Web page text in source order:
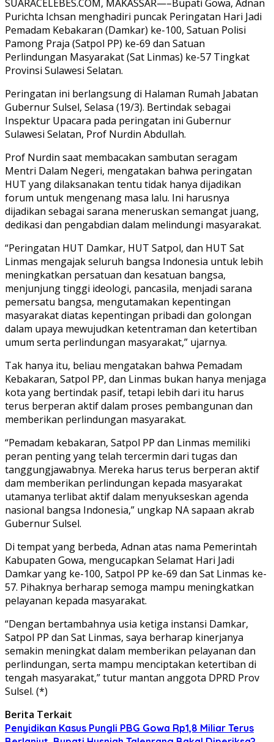
SUARACELEBES.COM, MAKASSAR—–Bupati Gowa, Adnan
Purichta Ichsan menghadiri puncak Peringatan Hari Jadi
Pemadam Kebakaran (Damkar) ke-100, Satuan Polisi
Pamong Praja (Satpol PP) ke-69 dan Satuan
Perlindungan Masyarakat (Sat Linmas) ke-57 Tingkat
Provinsi Sulawesi Selatan.
Peringatan ini berlangsung di Halaman Rumah Jabatan
Gubernur Sulsel, Selasa (19/3). Bertindak sebagai
Inspektur Upacara pada peringatan ini Gubernur
Sulawesi Selatan, Prof Nurdin Abdullah.
Prof Nurdin saat membacakan sambutan seragam
Mentri Dalam Negeri, mengatakan bahwa peringatan
HUT yang dilaksanakan tentu tidak hanya dijadikan
forum untuk mengenang masa lalu. Ini harusnya
dijadikan sebagai sarana meneruskan semangat juang,
dedikasi dan pengabdian dalam melindungi masyarakat.
“Peringatan HUT Damkar, HUT Satpol, dan HUT Sat
Linmas mengajak seluruh bangsa Indonesia untuk lebih
meningkatkan persatuan dan kesatuan bangsa,
menjunjung tinggi ideologi, pancasila, menjadi sarana
pemersatu bangsa, mengutamakan kepentingan
masyarakat diatas kepentingan pribadi dan golongan
dalam upaya mewujudkan ketentraman dan ketertiban
umum serta perlindungan masyarakat,” ujarnya.
Tak hanya itu, beliau mengatakan bahwa Pemadam
Kebakaran, Satpol PP, dan Linmas bukan hanya menjaga
kota yang bertindak pasif, tetapi lebih dari itu harus
terus berperan aktif dalam proses pembangunan dan
memberikan perlindungan masyarakat.
“Pemadam kebakaran, Satpol PP dan Linmas memiliki
peran penting yang telah tercermin dari tugas dan
tanggungjawabnya. Mereka harus terus berperan aktif
dam memberikan perlindungan kepada masyarakat
utamanya terlibat aktif dalam menyukseskan agenda
nasional bangsa Indonesia,” ungkap NA sapaan akrab
Gubernur Sulsel.
Di tempat yang berbeda, Adnan atas nama Pemerintah
Kabupaten Gowa, mengucapkan Selamat Hari Jadi
Damkar yang ke-100, Satpol PP ke-69 dan Sat Linmas ke-
57. Pihaknya berharap semoga mampu meningkatkan
pelayanan kepada masyarakat.
“Dengan bertambahnya usia ketiga instansi Damkar,
Satpol PP dan Sat Linmas, saya berharap kinerjanya
semakin meningkat dalam memberikan pelayanan dan
perlindungan, serta mampu menciptakan ketertiban di
tengah masyarakat,” tutur mantan anggota DPRD Prov
Sulsel. (*)
Berita Terkait
Penyidikan Kasus Pungli PBG Gowa Rp1,8 Miliar Terus